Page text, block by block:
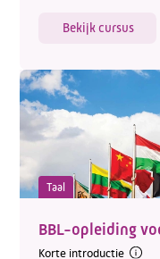
Bekijk cursus
Taal
BBL-opleiding
Korte introductie